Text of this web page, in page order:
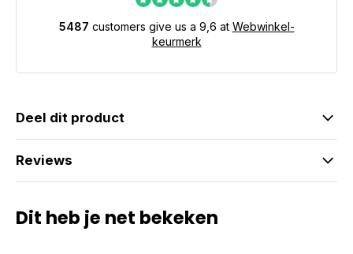
5487 customers give us a 9,6 at Webwinkel-
keurmerk
Deel dit product
Reviews
Dit heb je net bekeken